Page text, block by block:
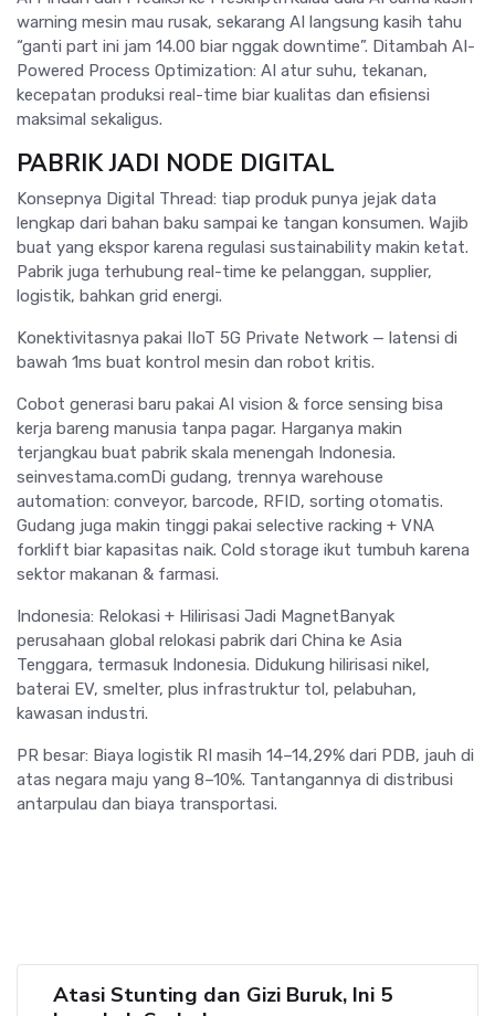
warning mesin mau rusak, sekarang AI langsung kasih tahu
“ganti part ini jam 14.00 biar nggak downtime”. Ditambah AI-
Powered Process Optimization: AI atur suhu, tekanan,
kecepatan produksi real-time biar kualitas dan efisiensi
maksimal sekaligus.
PABRIK JADI NODE DIGITAL
Konsepnya Digital Thread: tiap produk punya jejak data
lengkap dari bahan baku sampai ke tangan konsumen. Wajib
buat yang ekspor karena regulasi sustainability makin ketat.
Pabrik juga terhubung real-time ke pelanggan, supplier,
logistik, bahkan grid energi.
Konektivitasnya pakai IIoT 5G Private Network — latensi di
bawah 1ms buat kontrol mesin dan robot kritis.
Cobot generasi baru pakai AI vision & force sensing bisa
kerja bareng manusia tanpa pagar. Harganya makin
terjangkau buat pabrik skala menengah Indonesia.
seinvestama.comDi gudang, trennya warehouse
automation: conveyor, barcode, RFID, sorting otomatis.
Gudang juga makin tinggi pakai selective racking + VNA
forklift biar kapasitas naik. Cold storage ikut tumbuh karena
sektor makanan & farmasi.
Indonesia: Relokasi + Hilirisasi Jadi MagnetBanyak
perusahaan global relokasi pabrik dari China ke Asia
Tenggara, termasuk Indonesia. Didukung hilirisasi nikel,
baterai EV, smelter, plus infrastruktur tol, pelabuhan,
kawasan industri.
PR besar: Biaya logistik RI masih 14–14,29% dari PDB, jauh di
atas negara maju yang 8–10%. Tantangannya di distribusi
antarpulau dan biaya transportasi.
Atasi Stunting dan Gizi Buruk, Ini 5